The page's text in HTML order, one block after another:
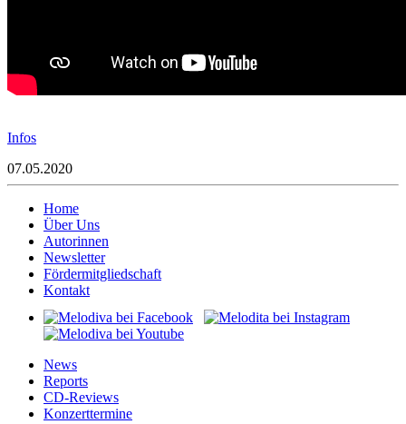
Infos
07.05.2020
Home
Über Uns
Autorinnen
Newsletter
Fördermitgliedschaft
Kontakt
News
Reports
CD-Reviews
Konzerttermine